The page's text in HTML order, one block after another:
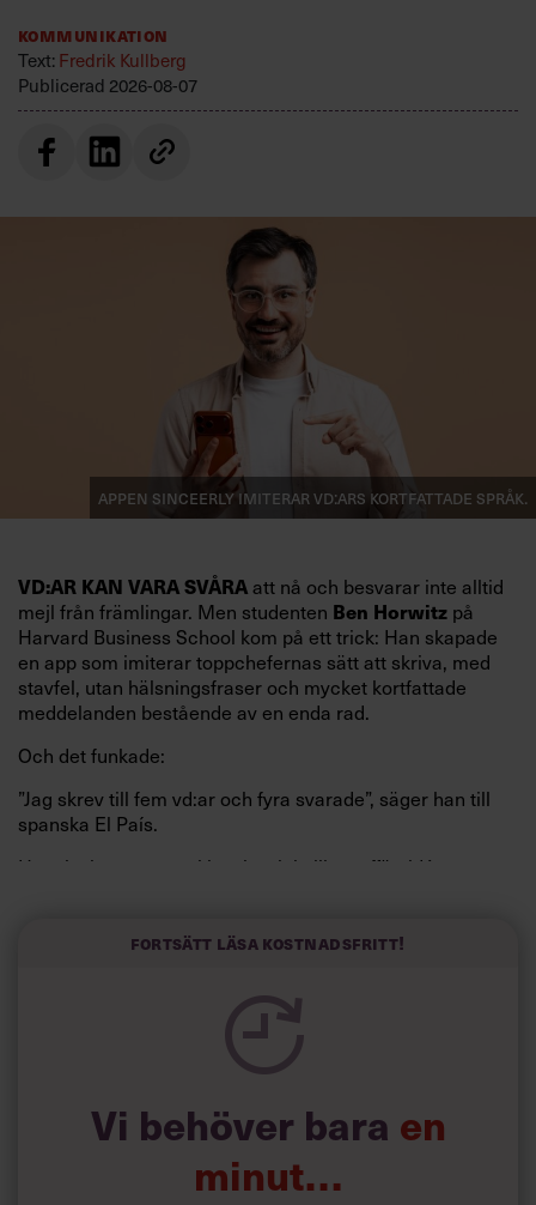
Kommunikation
Text:Fredrik Kullberg
Publicerad 2026-08-07
Appen Sinceerly imiterar vd:ars kortfattade språk.
VD:AR KAN VARA SVÅRAatt nå och besvarar inte alltid
mejl från främlingar. Men studenten Ben Horwitz på
Harvard Business School kom på ett trick: Han skapade
en app som imiterar toppchefernas sätt att skriva, med
stavfel, utan hälsningsfraser och mycket kortfattade
meddelanden bestående av en enda rad.
Och det funkade:
”Jag skrev till fem vd:ar och fyra svarade”, säger han till
spanska El País.
Horwitz har nu utvecklat sitt trick till en affärsidé: appen
kortfattat slarviga vd-stilen.
Fortsätt läsa kostnadsfritt!
Vi behöver bara en
minut…